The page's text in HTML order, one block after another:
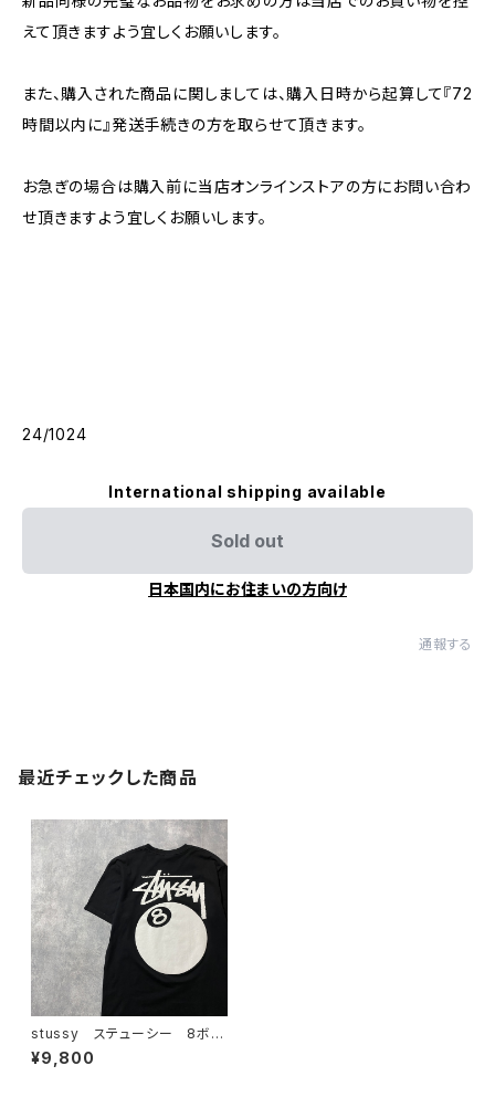
えて頂きますよう宜しくお願いします。
また、購入された商品に関しましては、購入日時から起算して『72
時間以内に』発送手続きの方を取らせて頂きます。
お急ぎの場合は購入前に当店オンラインストアの方にお問い合わ
せ頂きますよう宜しくお願いします。
24/1024
International shipping available
Sold out
日本国内にお住まいの方向け
通報する
最近チェックした商品
stussy ステューシー 8ボー
ル バックプリント ブラック
Tシャツ
¥9,800